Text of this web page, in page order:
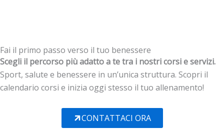
Fai il primo passo verso il tuo benessere
Scegli il percorso più adatto a te tra i nostri corsi e servizi.
Sport, salute e benessere in un’unica struttura. Scopri il
calendario corsi e inizia oggi stesso il tuo allenamento!
CONTATTACI ORA